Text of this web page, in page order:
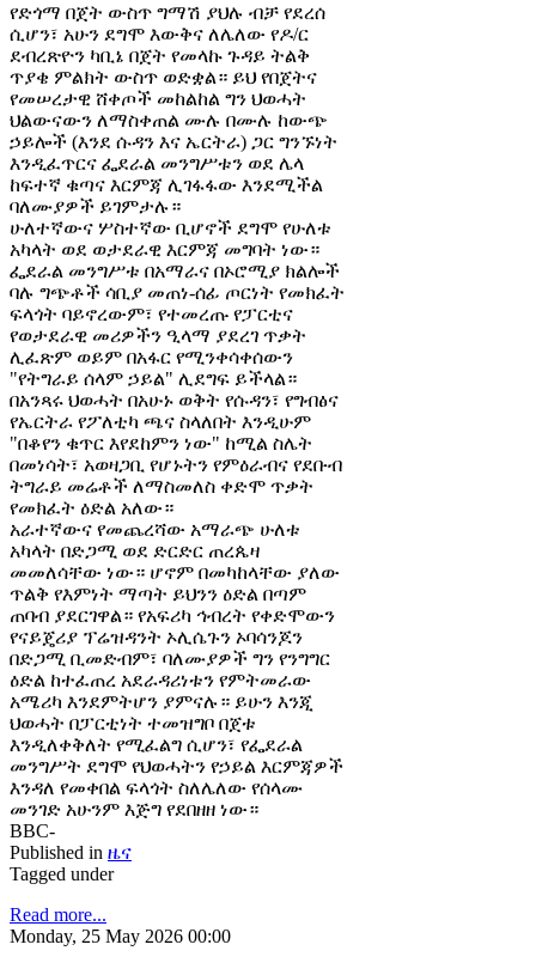
የድጎማ በጀት ውስጥ ግማሽ ያህሉ ብቻ የደረሰ
ሲሆን፣ አሁን ደግሞ እውቅና ለሌለው የዶ/ር
ደብረጽዮን ካቢኔ በጀት የመላኩ ጉዳይ ትልቅ
ጥያቄ ምልክት ውስጥ ወድቋል። ይህ የበጀትና
የመሠረታዊ ሸቀጦች መከልከል ግን ህወሓት
ህልውናውን ለማስቀጠል ሙሉ በሙሉ ከውጭ
ኃይሎች (እንደ ሱዳን እና ኤርትራ) ጋር ግንኙነት
እንዲፈጥርና ፌደራል መንግሥቱን ወደ ሌላ
ከፍተኛ ቁጣና እርምጃ ሊገፋፋው እንደሚችል
ባለሙያዎች ይገምታሉ።
ሁለተኛውና ሦስተኛው ቢሆኖች ደግሞ የሁለቱ
አካላት ወደ ወታደራዊ እርምጃ መግባት ነው።
ፌደራል መንግሥቱ በአማራና በኦሮሚያ ክልሎች
ባሉ ግጭቶች ሳቢያ መጠነ-ሰፊ ጦርነት የመክፈት
ፍላጎት ባይኖረውም፣ የተመረጡ የፓርቲና
የወታደራዊ መሪዎችን ዒላማ ያደረገ ጥቃት
ሊፈጽም ወይም በአፋር የሚንቀሳቀሰውን
"የትግራይ ሰላም ኃይል" ሊደግፍ ይችላል።
በአንጻሩ ህወሓት በአሁኑ ወቅት የሱዳን፣ የግብፅና
የኤርትራ የፖለቲካ ጫና ስላለበት እንዲሁም
"በቆየን ቁጥር እየደከምን ነው" ከሚል ስሌት
በመነሳት፣ አወዛጋቢ የሆኑትን የምዕራብና የደቡብ
ትግራይ መሬቶች ለማስመለስ ቀድሞ ጥቃት
የመክፈት ዕድል አለው።
አራተኛውና የመጨረሻው አማራጭ ሁለቱ
አካላት በድጋሚ ወደ ድርድር ጠረጴዛ
መመለሳቸው ነው። ሆኖም በመካከላቸው ያለው
ጥልቅ የእምነት ማጣት ይህንን ዕድል በጣም
ጠባብ ያደርገዋል። የአፍሪካ ኅብረት የቀድሞውን
የናይጄሪያ ፕሬዝዳንት ኦሊሴጉን ኦባሳንጆን
በድጋሚ ቢመድብም፣ ባለሙያዎች ግን የንግግር
ዕድል ከተፈጠረ አደራዳሪነቱን የምትመራው
አሜሪካ እንደምትሆን ያምናሉ። ይሁን እንጂ
ህወሓት በፓርቲነት ተመዝግቦ በጀቱ
እንዲለቀቅለት የሚፈልግ ሲሆን፣ የፌደራል
መንግሥት ደግሞ የህወሓትን የኃይል እርምጃዎች
እንዳለ የመቀበል ፍላጎት ስለሌለው የሰላሙ
መንገድ አሁንም እጅግ የደበዘዘ ነው።
BBC-
Published in ዜና
Tagged under
Read more...
Monday, 25 May 2026 00:00